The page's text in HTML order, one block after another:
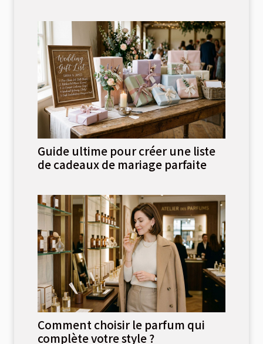
Guide ultime pour créer une liste
de cadeaux de mariage parfaite
Comment choisir le parfum qui
complète votre style ?